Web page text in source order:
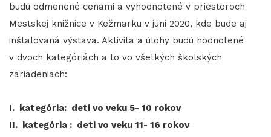
budú odmenené cenami a vyhodnotené v priestoroch
Mestskej knižnice v Kežmarku v júni 2020, kde bude aj
inštalovaná výstava. Aktivita a úlohy budú hodnotené
v dvoch kategóriách a to vo všetkých školských
zariadeniach:
I. kategória: deti vo veku 5- 10 rokov
II. kategória : deti vo veku 11- 16 rokov